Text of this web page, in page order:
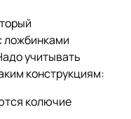
ложбинками
учитывать
конструкциям:
колючие